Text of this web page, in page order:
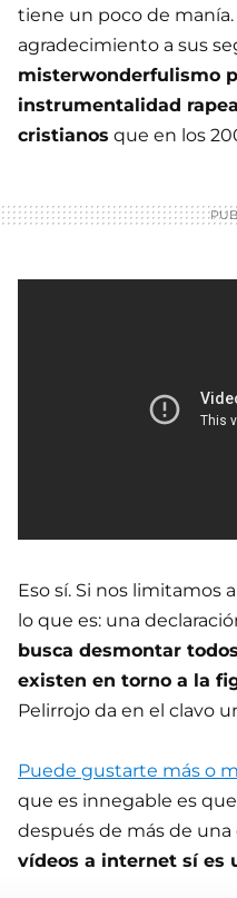
tiene un poco de manía.
agradecimiento a sus
misterwonderfulismo
instrumentalidad
cristianos que en los
Eso sí. Si nos limitamos
lo que es: una
busca desmontar
existen en torno a la
Pelirrojo da en el clavo
Puede gustarte más o
que es innegable es
después de más de
vídeos a internet sí es